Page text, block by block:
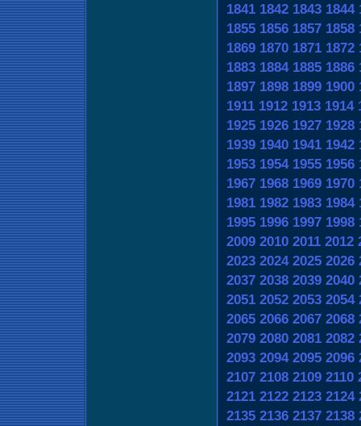
1841 1842 1843 1844
1855 1856 1857 1858
1869 1870 1871 1872
1883 1884 1885 1886
1897 1898 1899 1900
1911 1912 1913 1914
1925 1926 1927 1928
1939 1940 1941 1942
1953 1954 1955 1956
1967 1968 1969 1970
1981 1982 1983 1984
1995 1996 1997 1998
2009 2010 2011 2012
2023 2024 2025 2026
2037 2038 2039 2040
2051 2052 2053 2054
2065 2066 2067 2068
2079 2080 2081 2082
2093 2094 2095 2096
2107 2108 2109 2110
2121 2122 2123 2124
2135 2136 2137 2138